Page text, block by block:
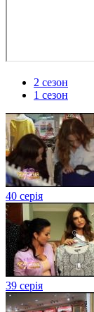
2 сезон
1 сезон
40 серія
39 серія